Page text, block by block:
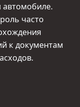
часто
к документам